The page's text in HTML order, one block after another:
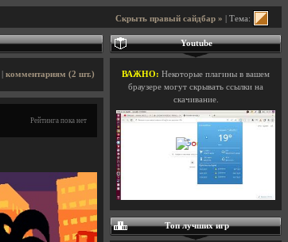
Скрыть правый сайдбар » | Тема:
комментариям (2 шт.)
Рейтинга пока нет
Youtube
ВАЖНО: Некоторые плагины в вашем
браузере могут скрывать ссылки на
скачивание.
Топ лучших игр